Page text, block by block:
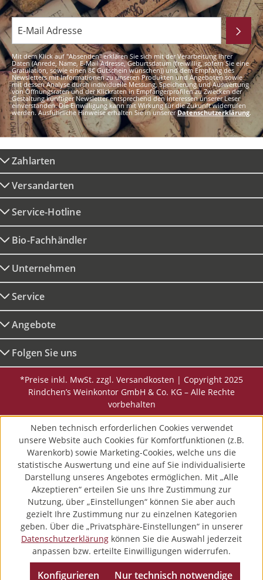
Mit dem Klick auf "Absenden" erklären Sie sich mit der Verarbeitung Ihrer
Daten (Anrede, Name, E-Mail Adresse, Geburtsdatum (freiwillig, sofern Sie eine
Gratulation, sowie einen 8€ Gutschein wünschen)) und dem Empfang des
Newsletters mit Informationen zu unseren Produkten und Angeboten sowie
mit dessen Analyse durch individuelle Messung, Speicherung und Auswertung
von Öffnungsraten und der Klickraten in Empfängerprofilen zu Zwecken der
Gestaltung künftiger Newsletter entsprechend den Interessen unserer Leser
einverstanden. Die Einwilligung kann mit Wirkung für die Zukunft widerrufen
werden. Ausführliche Hinweise erhalten Sie in unsererDatenschutzerklärung.
Zahlarten
Versandarten
Service-Hotline
Bio-Fachhändler
Unternehmen
Service
Angebote
Folgen Sie uns
*Preise inkl. MwSt. zzgl. Versandkosten | Copyright 2025
Rindchen’s Weinkontor GmbH & Co. KG – Alle Rechte
vorbehalten
Neben technisch erforderlichen Cookies verwendet
unsere Website auch Cookies für Komfortfunktionen (z.B.
Warenkorb) sowie Marketing-Cookies, welche uns die
statistische Auswertung und eine auf Sie individualisierte
Darstellung unseres Angebotes ermöglichen. Mit „Alle
Akzeptieren“ erteilen Sie uns Ihre Zustimmung zur
Nutzung, über „Einstellungen“ können Sie aber auch
gezielt Ihre Zustimmung nur zu einzelnen Kategorien
geben. Über die „Privatsphäre-Einstellungen“ in unserer
Datenschutzerklärung können Sie die Auswahl jederzeit
anpassen bzw. erteilte Einwilligungen widerrufen.
Nur technisch notwendige
Konfigurieren